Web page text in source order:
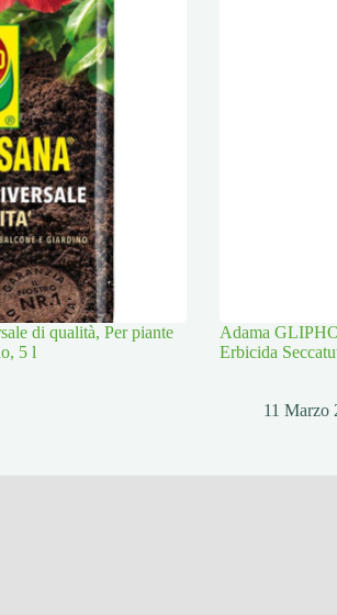
di qualità, Per piante
5 l
Adama
Erbicida
11 Marzo